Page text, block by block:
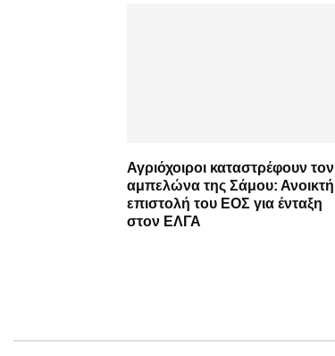
Αγριόχοιροι καταστρέφουν τον
αμπελώνα της Σάμου: Ανοικτή
επιστολή του ΕΟΣ για ένταξη
στον ΕΛΓΑ